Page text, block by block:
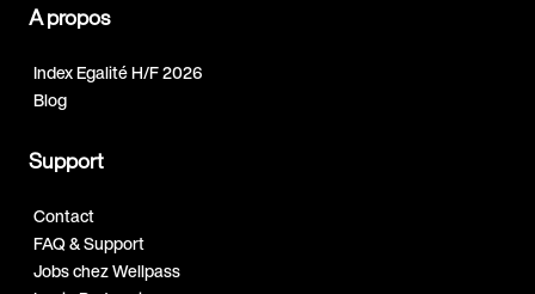
A propos
Index Egalité H/F 2026
Blog
Support
Contact
FAQ & Support
Jobs chez Wellpass